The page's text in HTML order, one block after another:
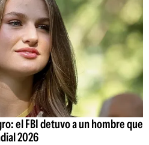
el FBI detuvo a un hombre que
2026